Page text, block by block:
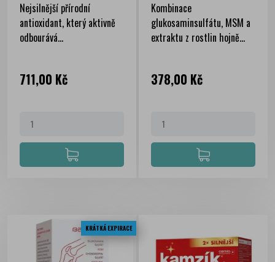
Nejsilnější přírodní
antioxidant, který aktivně
odbourává...
Cena
711,00 Kč
Kombinace
glukosaminsulfátu, MSM a
extraktu z rostlin hojně...
Cena
378,00 Kč
KRÁTKÁ EXPIRACE